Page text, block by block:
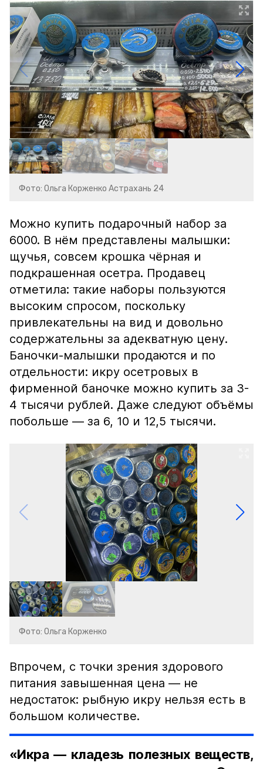
Фото: Ольга Корженко Астрахань 24
Можно купить подарочный набор за
6000. В нём представлены малышки:
щучья, совсем крошка чёрная и
подкрашенная осетра. Продавец
отметила: такие наборы пользуются
высоким спросом, поскольку
привлекательны на вид и довольно
содержательны за адекватную цену.
Баночки-малышки продаются и по
отдельности: икру осетровых в
фирменной баночке можно купить за 3-
4 тысячи рублей. Даже следуют объёмы
побольше — за 6, 10 и 12,5 тысячи.
Фото: Ольга Корженко
Впрочем, с точки зрения здорового
питания завышенная цена — не
недостаток: рыбную икру нельзя есть в
большом количестве.
«Икра — кладезь полезных веществ,